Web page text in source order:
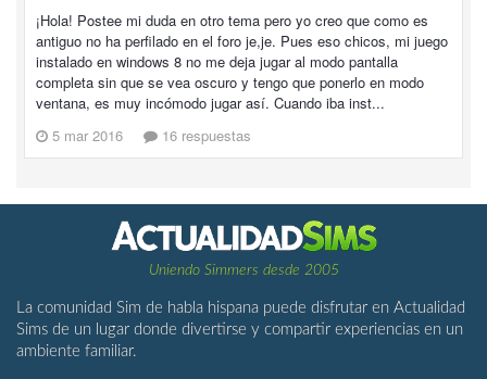
¡Hola! Postee mi duda en otro tema pero yo creo que como es
antiguo no ha perfilado en el foro je,je. Pues eso chicos, mi juego
instalado en windows 8 no me deja jugar al modo pantalla
completa sin que se vea oscuro y tengo que ponerlo en modo
ventana, es muy incómodo jugar así. Cuando iba inst...
5 mar 2016
16 respuestas
Uniendo Simmers desde 2005
La comunidad Sim de habla hispana puede disfrutar en Actualidad
Sims de un lugar donde divertirse y compartir experiencias en un
ambiente familiar.